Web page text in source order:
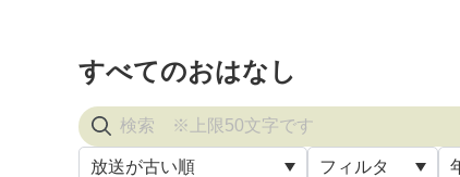
すべてのおはなし
放送が古い順 フィルタ